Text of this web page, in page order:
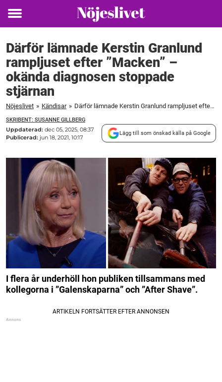
Toggle
Därför lämnade Kerstin Granlund
rampljuset efter ”Macken” –
okända diagnosen stoppade
stjärnan
Nöjeslivet » Kändisar » Därför lämnade Kerstin Granlund rampljuset efter "Macken" – okända diagnosen stoppade stjärnan
SKRIBENT: SUSANNE GILLBERG
Uppdaterad: dec 05, 2025, 08:37
Publicerad: jun 18, 2021, 10:17
Lägg till som önskad källa på Google
I flera år underhöll hon publiken tillsammans med
kollegorna i ”Galenskaparna” och ”After Shave”.